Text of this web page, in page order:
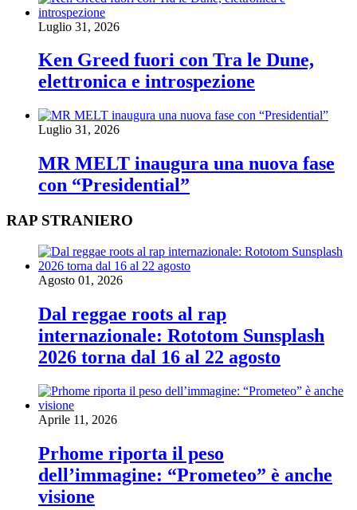
Luglio 31, 2026
Ken Greed fuori con Tra le Dune,
elettronica e introspezione
Luglio 31, 2026
MR MELT inaugura una nuova fase
con “Presidential”
RAP STRANIERO
Agosto 01, 2026
Dal reggae roots al rap
internazionale: Rototom Sunsplash
2026 torna dal 16 al 22 agosto
Aprile 11, 2026
Prhome riporta il peso
dell’immagine: “Prometeo” è anche
visione